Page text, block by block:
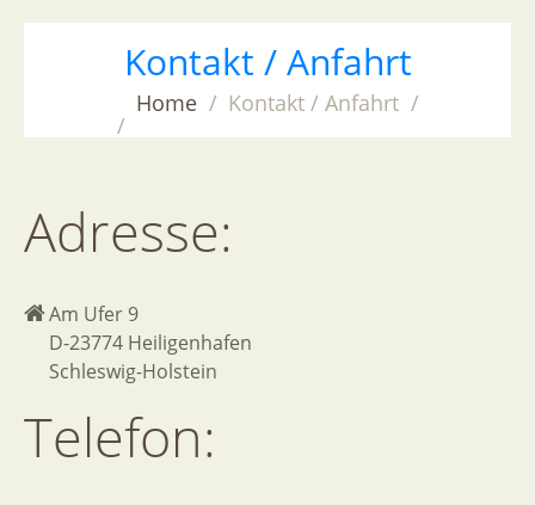
Kontakt / Anfahrt
Home Kontakt / Anfahrt
Adresse:
Am Ufer 9
D-23774 Heiligenhafen
Schleswig-Holstein
Telefon: